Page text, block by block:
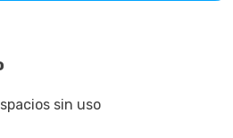
sin uso